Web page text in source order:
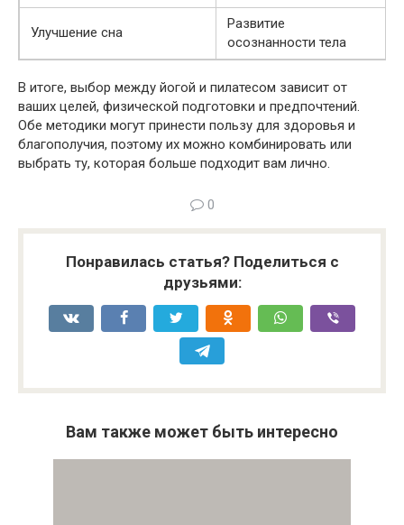
Улучшение сна
Развитие
осознанности тела
В итоге, выбор между йогой и пилатесом зависит от
ваших целей, физической подготовки и предпочтений.
Обе методики могут принести пользу для здоровья и
благополучия, поэтому их можно комбинировать или
выбрать ту, которая больше подходит вам лично.
0
Понравилась статья? Поделиться с
друзьями:
Вам также может быть интересно